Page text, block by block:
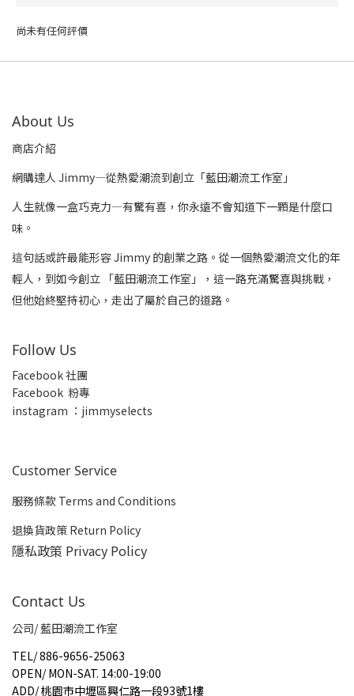
尚未有任何評價
About Us
商店介紹
網購達人 Jimmy—從熱愛潮流到創立「藍田潮流工作室」
人生就像一盒巧克力—有驚有喜，你永遠不會知道下一顆是什麼口
味。
這句話或許最能形容 Jimmy 的創業之路。從一個熱愛潮流文化的年
輕人，到如今創立 「藍田潮流工作室」，這一路充滿驚喜與挑戰，
但他始終堅持初心，走出了屬於自己的道路。
Follow Us
Facebook 社團
Facebook 粉專
instagram ：jimmyselects
Customer Service
服務條款 Terms and Conditions
退換貨政策 Return Policy
隱私政策 Privacy Policy
Contact Us
公司/ 藍田潮流工作室
TEL/886-9656-25063
OPEN/ MON-SAT. 14:00-19:00
ADD/桃園市中壢區興仁路一段93號1樓